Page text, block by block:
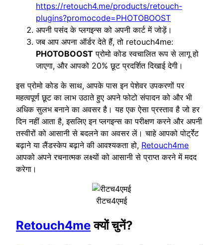
https://retouch4.me/products/retouch-
plugins?promocode=PHOTOBOOST
अपनी पसंद के प्लगइन्स को अपनी कार्ट में जोड़ें।
जब आप अपना ऑर्डर देते हैं, तो retouch4me:
PHOTOBOOST प्रोमो कोड स्वचालित रूप से लागू हो
जाएगा, और आपको 20% छूट प्रदर्शित दिखाई देगी।
इस प्रोमो कोड के साथ, आपके पास इन पेशेवर उपकरणों पर
महत्वपूर्ण छूट का लाभ उठाते हुए अपने फोटो संपादन को और भी
अधिक सुलभ बनाने का अवसर है। यह एक ऐसा प्रस्ताव है जो हर
दिन नहीं आता है, इसलिए इन प्लगइन्स का परीक्षण करने और अपनी
तस्वीरों को आसानी से बदलने का अवसर लें। चाहे आपको पोर्ट्रेट
बढ़ाने या लैंडस्केप बढ़ाने की आवश्यकता हो, Retouch4me
आपको अपने रचनात्मक लक्ष्यों को आसानी से प्राप्त करने में मदद
करेगा।
रीटच4एमई
Retouch4meक्यों चुनें?